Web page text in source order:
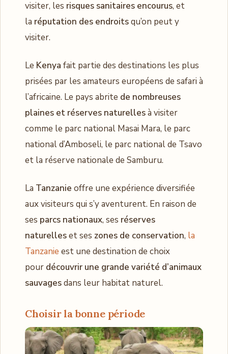
visiter, les risques sanitaires encourus, et
la réputation des endroitsqu’on peut y
visiter.
Le Kenya fait partie des destinations les plus
prisées par les amateurs européens de safari à
l’africaine. Le pays abrite de nombreuses
plaines et réserves naturellesà visiter
comme le parc national Masai Mara, le parc
national d’Amboseli, le parc national de Tsavo
et la réserve nationale de Samburu.
La Tanzanie offre une expérience diversifiée
aux visiteurs qui s’y aventurent. En raison de
ses parcs nationaux, ses réserves
naturelleset ses zones de conservation, la
Tanzanie est une destination de choix
pour découvrir une grande variété d’animaux
sauvagesdans leur habitat naturel.
Choisir la bonne période